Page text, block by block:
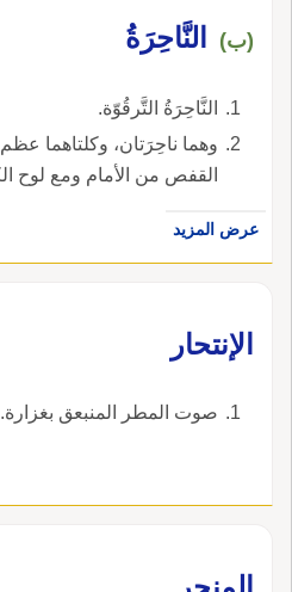
(ب) النَّاحِرَةُ
النَّاحِرَةُ التَّرقُوّة.
وهما ناحِرَتان، وكلتاهما
القفص من الأمام ومع لوح
عرض المزيد
الإنتحار
صوت المطر المنبعق بغزارة.